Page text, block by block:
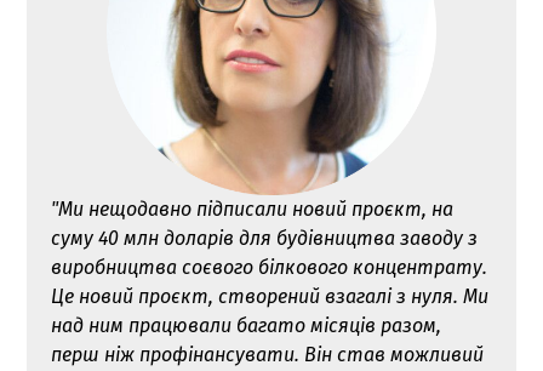
"Ми нещодавно підписали новий проєкт, на
суму 40 млн доларів для будівництва заводу з
виробництва соєвого білкового концентрату.
Це новий проєкт, створений взагалі з нуля. Ми
над ним працювали багато місяців разом,
перш ніж профінансувати. Він став можливий